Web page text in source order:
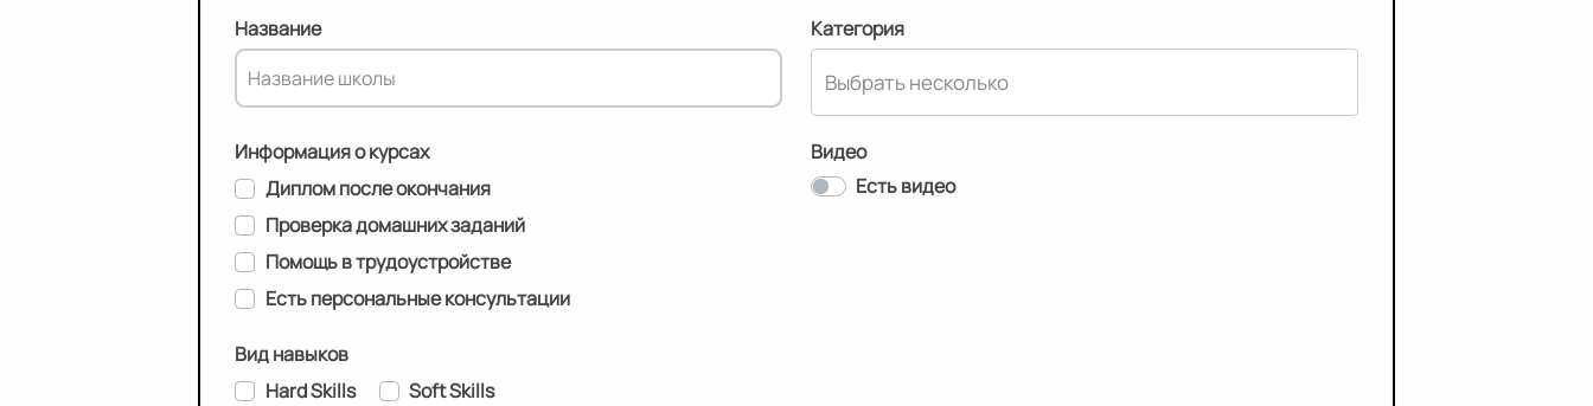
Название Категория
Информация о курсах
Диплом после окончания
Проверка домашних заданий
Помощь в трудоустройстве
Есть персональные консультации
Видео
Есть видео
Вид навыков
Hard Skills
Soft Skills